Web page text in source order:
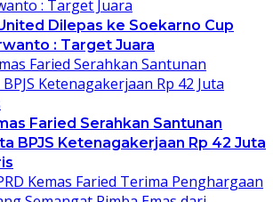
Dilepas ke Soekarno Cup
: Target Juara
Faried Serahkan Santunan
BPJS Ketenagakerjaan Rp 42 Juta